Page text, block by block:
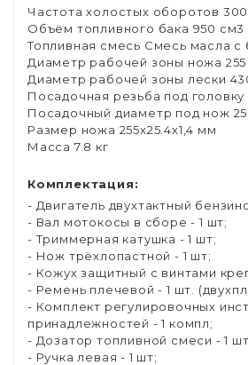
Частота холостых оборотов
Объём топливного бака 950 см3
Топливная смесь Смесь масла с
Диаметр рабочей зоны ножа
Диаметр рабочей зоны лески
Посадочная резьба под головку
Посадочный диаметр под нож
Размер ножа 255x25.4x1,4 мм
Масса 7.8 кг
Комплектация:
- Двигатель двухтактный
- Вал мотокосы в сборе - 1 шт;
- Триммерная катушка - 1 шт;
- Нож трёхлопастной - 1 шт;
- Кожух защитный с винтами
- Ремень плечевой - 1 шт.
- Комплект регулировочных
принадлежностей - 1 компл;
- Дозатор топливной смеси - 1
- Ручка левая - 1 шт;